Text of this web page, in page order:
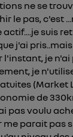
ne se
le pas, c'est
suis
j'ai pris..mais
l'instant, je
je
(Market
de
pas voulu
parait pas